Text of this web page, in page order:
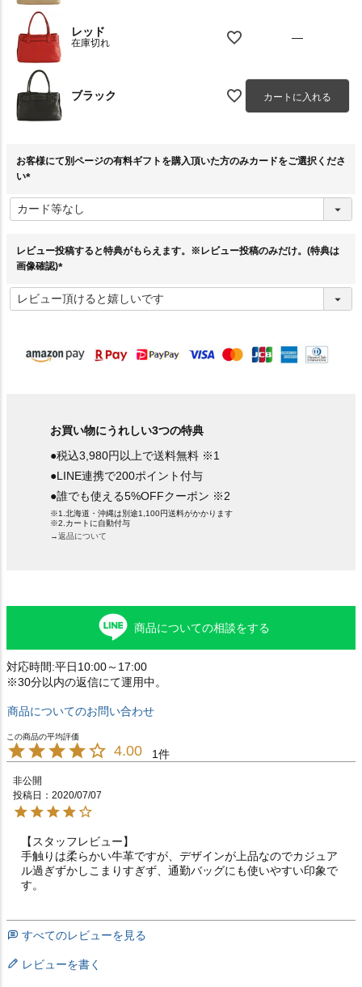
レッド
在庫切れ —
ブラック カートに入れる
お客様にて別ページの有料ギフトを購入頂いた方のみカードをご選択くださ
い
必
須
レビュー投稿すると特典がもらえます。※レビュー投稿のみだけ。(特典は
画像確認)
必
須
お買い物にうれしい3つの特典
●税込3,980円以上で送料無料 ※1
●LINE連携で200ポイント付与
●誰でも使える5%OFFクーポン ※2
※1.北海道・沖縄は別途1,100円送料がかかります
※2.カートに自動付与
→返品について
商品についての相談をする
対応時間:平日10:00～17:00
※30分以内の返信にて運用中。
商品についてのお問い合わせ
4.00 1
非公開
投稿日
2020/07/07
【スタッフレビュー】
手触りは柔らかい牛革ですが、デザインが上品なのでカジュア
ル過ぎずかしこまりすぎず、通勤バッグにも使いやすい印象で
す。
すべてのレビューを見る
レビューを書く